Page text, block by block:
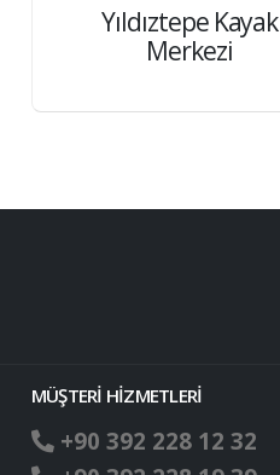
Yıldıztepe Kayak
Merkezi
MÜŞTERİ HİZMETLERİ
+90 392 228 12 32